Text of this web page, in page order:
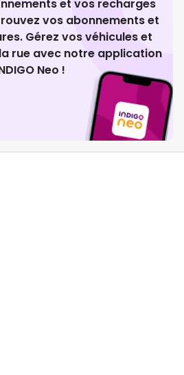
et vos recharges
vos abonnements et
Gérez vos véhicules et
rue avec notre application
Neo !